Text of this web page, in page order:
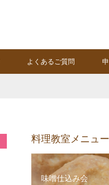
よくあるご質問
料理教室メニュー
味噌仕込み会